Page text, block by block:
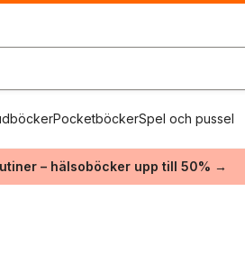
PocketböckerSpel och pussel
– hälsoböcker upp till 50% →